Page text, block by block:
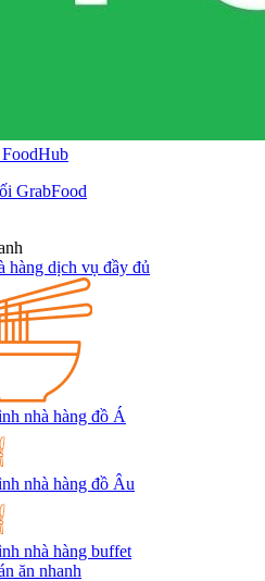
GrabFood
hàng dịch vụ đầy đủ
nhà hàng đồ Á
nhà hàng đồ Âu
nhà hàng buffet
ăn nhanh